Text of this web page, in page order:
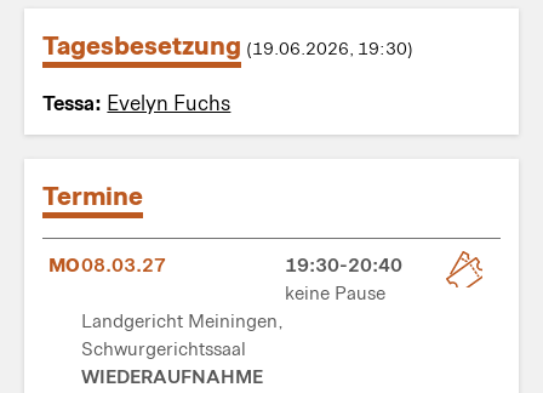
Tagesbesetzung (19.06.2026, 19:30)
Tessa: Evelyn Fuchs
Termine
MO08.03.27
19:30-20:40
keine Pause
Landgericht Meiningen,
Schwurgerichtssaal
WIEDERAUFNAHME